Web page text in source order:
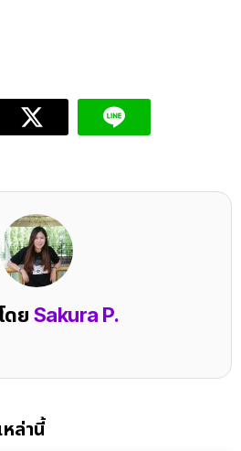
ดย Sakura P.
ล่านี้